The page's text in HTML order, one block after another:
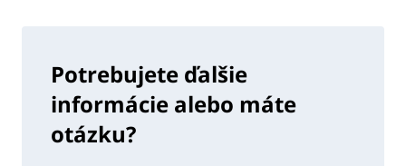
Potrebujete ďalšie
informácie alebo máte
otázku?